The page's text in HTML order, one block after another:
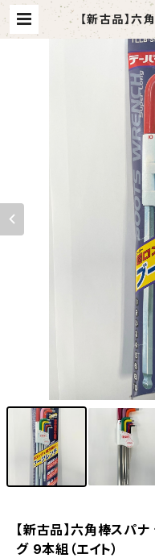
【新古品】
ド エキストラ
【新古品】六角棒スパ
グ 9本組（エイト）